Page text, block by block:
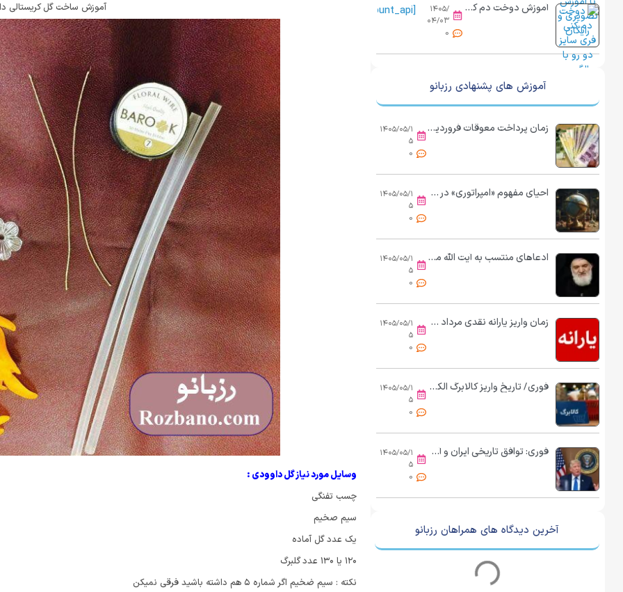
آموزش دوخت دم کنی فری سایز دو رو | از برش تا کش دوزی حرفه ای
۱۴۰۵/
۰۴/۰۳
0
[view_count_api]
آموزش های پشنهادی رزبانو
زمان پرداخت معوقات فروردین و اردیبهشت بازنشستگان مشخص شد؟/ کریمی: بازنشستگان توان خرید نان و پنیر هم ندارند؛ حقوق‌ها باید ۲ماه یک‌بار تغییر کند
۱۴۰۵/۰۵/۱
۵
0
احیای مفهوم «امپراتوری» در سیاست جهانی
۱۴۰۵/۰۵/۱
۵
0
ادعاهای منتسب به آیت الله مجتبی خامنه‌ای که تکذیب شد!
۱۴۰۵/۰۵/۱
۵
0
زمان واریز یارانه نقدی مرداد ۱۴۰۵ اعلام شد + جدول
۱۴۰۵/۰۵/۱
۵
0
فوری/ تاریخ واریز کالابرگ الکترونیکی تغییر کرد
۱۴۰۵/۰۵/۱
۵
0
فوری: توافق تاریخی ایران و آمریکا اعلام می‌شود
۱۴۰۵/۰۵/۱
۵
0
آخرین دیدگاه های همراهان رزبانو
آموزش ساخت گل کریستالی
وسایل مورد نیاز گل داوودی :
چسب تفنگی
سیم صخیم
یک عدد گل آماده
۱۲۰ یا ۱۳۰ عدد گلبرگ
نکته : سیم ضخیم اگر شماره ۵ هم داشته باشید فرقی نمیکن